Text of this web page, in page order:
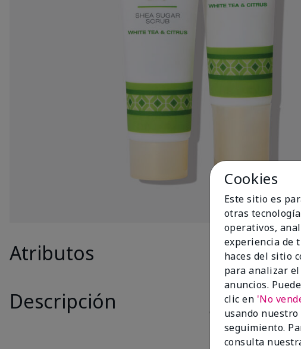
Atributos Product
Is New
Descripción El juegoWhite Tea
cualquier
labios resecos y
Cookies
Este sitio es
otras
operativos,
experiencia de
haces del sitio
para analizar
anuncios.
clic en 'No
usando
seguimiento.
consulta